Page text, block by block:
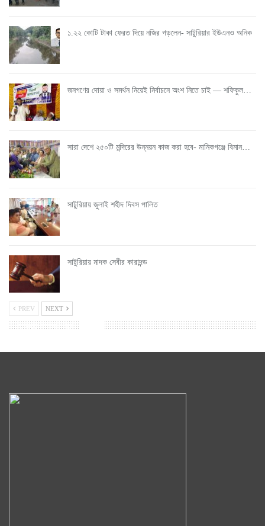
১.২২ কোটি টাকা ফেরত দিয়ে নজির গড়লেন- সাটুরিয়ার ইউএনও অনিক
জনগণের দোয়া ও সমর্থন নিয়েই নির্বাচনে অংশ নিতে চাই — শফিকুল…
সারা দেশে ২৫০টি মন্দিরের উন্নয়ন কাজ করা হবে- মানিকগঞ্জে বিমান…
সাটুরিয়ায় জুলাই শহীদ দিবস পালিত
সাটুরিয়ায় মাদক সেবীর কারাদন্ড
PREV NEXT
ফেসবুক ফ্যান পেজ